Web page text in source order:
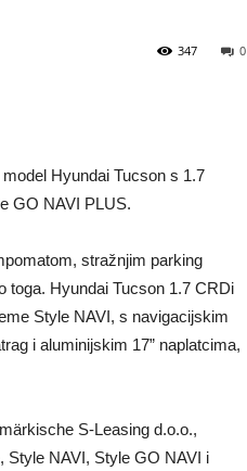
0
347
Hyundai Tucson s 1.7
GO NAVI PLUS.
stražnjim parking
toga. Hyundai Tucson 1.7 CRDi
Style NAVI, s navigacijskim
i aluminijskim 17” naplatcima,
S-Leasing d.o.o.,
Style NAVI, Style GO NAVI i